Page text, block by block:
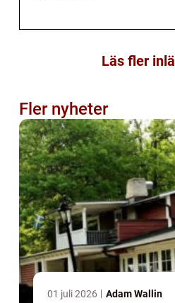
Läs fler
Fler nyheter
01 juli 2026 Adam Wallin